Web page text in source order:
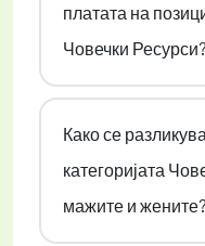
платата на
Човечки Ресурси?
Како се
категоријата
мажите и жените?